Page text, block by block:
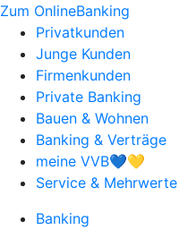
Zum OnlineBanking
Privatkunden
Junge Kunden
Firmenkunden
Private Banking
Bauen & Wohnen
Banking & Verträge
meine VVB💙💛
Service & Mehrwerte
Banking